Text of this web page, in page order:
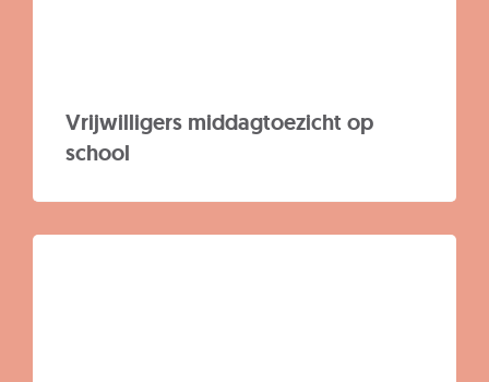
Vrijwilligers middagtoezicht op
school